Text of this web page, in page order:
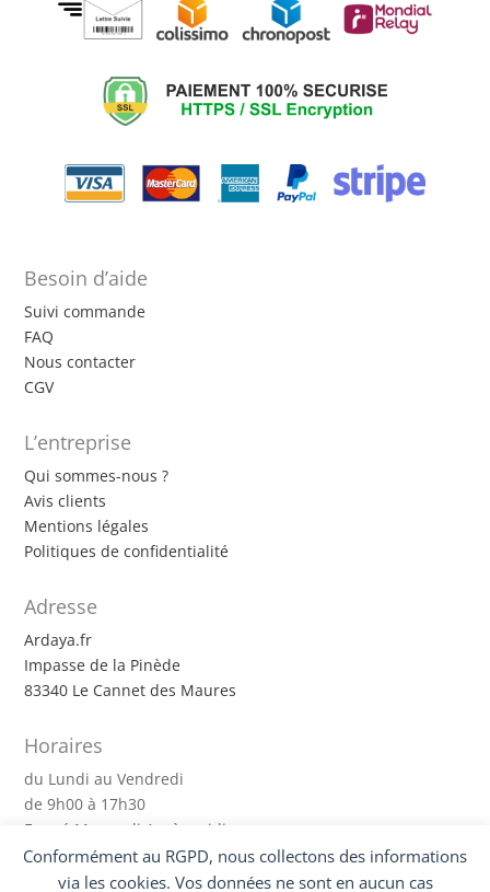
Conformément au RGPD, nous collectons des informations
via les cookies. Vos données ne sont en aucun cas
Besoin d’aide
Suivi commande
FAQ
Nous contacter
CGV
L’entreprise
Qui sommes-nous ?
Avis clients
Mentions légales
Politiques de confidentialité
Adresse
Ardaya.fr
Impasse de la Pinède
83340 Le Cannet des Maures
Horaires
du Lundi au Vendredi
de 9h00 à 17h30
Fermé Mercredi Après-midi
Suivez-nous !